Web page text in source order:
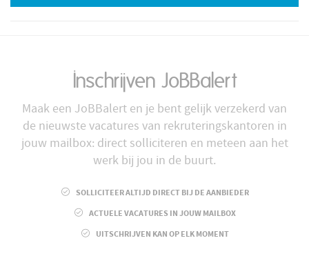
Inschrijven JoBBalert
Maak een JoBBalert en je bent gelijk verzekerd van
de nieuwste vacatures van rekruteringskantoren in
jouw mailbox: direct solliciteren en meteen aan het
werk bij jou in de buurt.
SOLLICITEER ALTIJD DIRECT BIJ DE AANBIEDER
ACTUELE VACATURES IN JOUW MAILBOX
UITSCHRIJVEN KAN OP ELK MOMENT